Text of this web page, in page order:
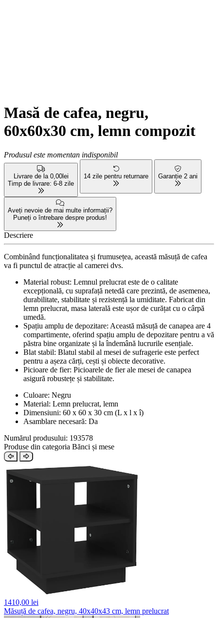
Masă de cafea, negru,
60x60x30 cm, lemn compozit
Produsul este momentan indisponibil
Livrare de la 0,00lei
Timp de livrare: 6-8 zile
14 zile pentru returnare Garanție 2 ani
Aveți nevoie de mai multe informații?
Puneți o întrebare despre produs!
Descriere
Combinând funcționalitatea și frumusețea, această măsuță de cafea
va fi punctul de atracție al camerei dvs.
Material robust: Lemnul prelucrat este de o calitate
excepțională, cu suprafață netedă care prezintă, de asemenea,
durabilitate, stabilitate și rezistență la umiditate. Fabricat din
lemn prelucrat, masa laterală este ușor de curățat cu o cârpă
umedă.
Spațiu amplu de depozitare: Această măsuță de canapea are 4
compartimente, oferind spațiu amplu de depozitare pentru a vă
păstra bine organizate și la îndemână lucrurile esențiale.
Blat stabil: Blatul stabil al mesei de sufragerie este perfect
pentru a așeza cărți, cești și obiecte decorative.
Picioare de fier: Picioarele de fier ale mesei de canapea
asigură robustețe și stabilitate.
Culoare: Negru
Material: Lemn prelucrat, lemn
Dimensiuni: 60 x 60 x 30 cm (L x l x î)
Asamblare necesară: Da
Numărul produsului: 193578
Produse din categoria Bănci și mese
1410,00 lei
Măsuță de cafea, negru, 40x40x43 cm, lemn prelucrat